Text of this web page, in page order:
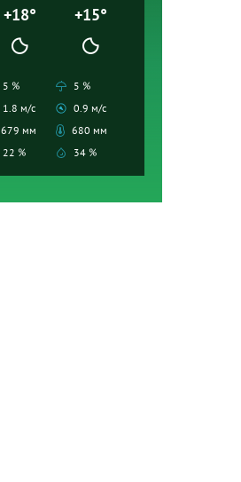
+18°
5 %
1.8 м/с
679 мм
22 %
+15°
5 %
0.9 м/с
680 мм
34 %